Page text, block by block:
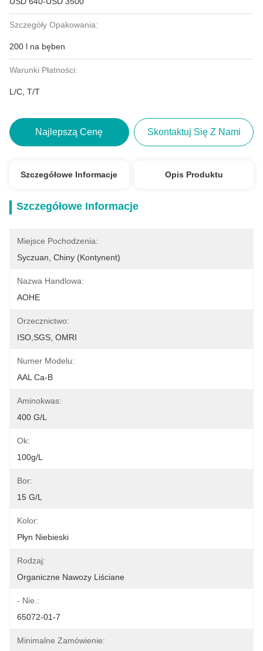
Szczegóły Opakowania:
200 l na bęben
Warunki Płatności:
L/C, T/T
Najlepszą Cenę Skontaktuj Się Z Nami
Szczegółowe Informacje Opis Produktu
Szczegółowe Informacje
Miejsce Pochodzenia:
Syczuan, Chiny (kontynent)
Nazwa Handlowa:
AOHE
Orzecznictwo:
ISO,SGS, OMRI
Numer Modelu:
AAL Ca-B
Aminokwas:
400 G/l
Ok:
100g/l
Bor:
15 G/l
Kolor:
Płyn Niebieski
Rodzaj:
Organiczne Nawozy Liściane
- Nie.:
65072-01-7
Minimalne Zamówienie: